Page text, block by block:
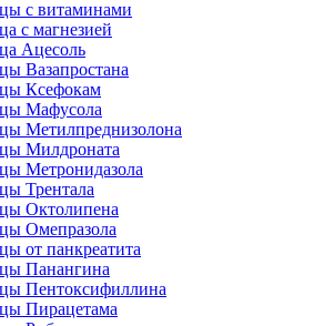
с витаминами
с магнезией
Ацесоль
Вазапростана
Ксефокам
Мафусола
Метилпреднизолона
Милдроната
Метронидазола
Трентала
Октолипена
Омепразола
от панкреатита
Панангина
Пентоксифиллина
Пирацетама